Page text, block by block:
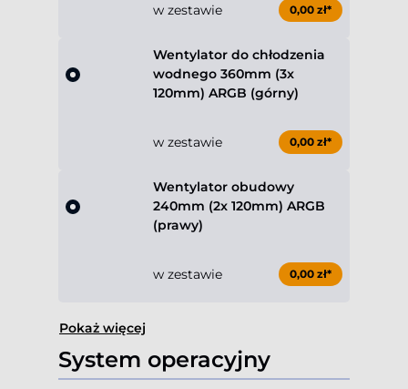
w zestawie 0,00 zł*
Wentylator do chłodzenia
wodnego 360mm (3x
120mm) ARGB (górny)
w zestawie 0,00 zł*
Wentylator obudowy
240mm (2x 120mm) ARGB
(prawy)
w zestawie 0,00 zł*
Pokaż więcej
System operacyjny